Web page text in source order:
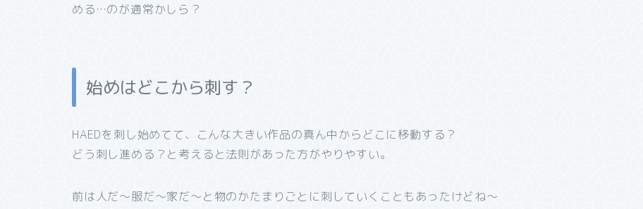
める…のが通常かしら？
始めはどこから刺す？
HAEDを刺し始めてて、こんな大きい作品の真ん中からどこに移動する？
どう刺し進める？と考えると法則があった方がやりやすい。
前は人だ～服だ～家だ～と物のかたまりごとに刺していくこともあったけどね～